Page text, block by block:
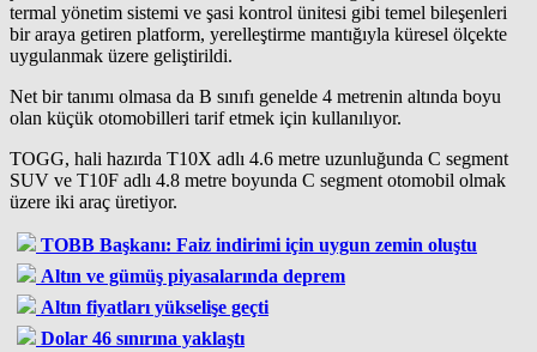
termal yönetim sistemi ve şasi kontrol ünitesi gibi temel bileşenleri
bir araya getiren platform, yerelleştirme mantığıyla küresel ölçekte
uygulanmak üzere geliştirildi.
Net bir tanımı olmasa da B sınıfı genelde 4 metrenin altında boyu
olan küçük otomobilleri tarif etmek için kullanılıyor.
TOGG, hali hazırda T10X adlı 4.6 metre uzunluğunda C segment
SUV ve T10F adlı 4.8 metre boyunda C segment otomobil olmak
üzere iki araç üretiyor.
TOBB Başkanı: Faiz indirimi için uygun zemin oluştu
Altın ve gümüş piyasalarında deprem
Altın fiyatları yükselişe geçti
Dolar 46 sınırına yaklaştı